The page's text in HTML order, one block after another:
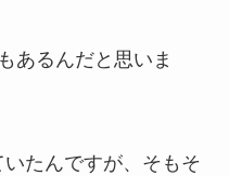
あるんだと思いま
たんですが、そもそ